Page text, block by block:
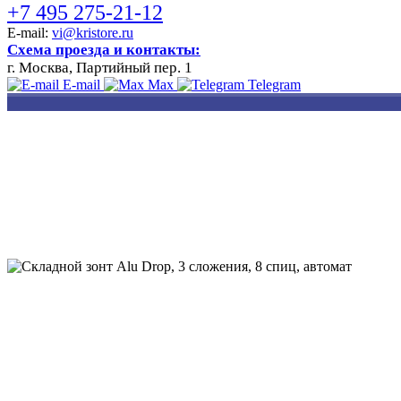
+7 495 275-21-12
E-mail: vi@kristore.ru
Схема проезда и контакты:
г. Москва, Партийный пер. 1
E-mail Max Telegram